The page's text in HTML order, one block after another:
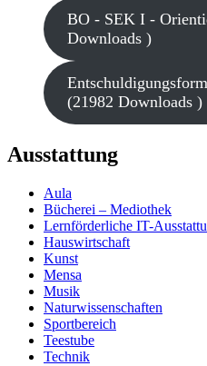
BO - SEK I -
Downloads )
(21982 Downloads )
Ausstattung
Aula
Bücherei – Mediothek
Lernförderliche IT-
Hauswirtschaft
Kunst
Mensa
Musik
Naturwissenschaften
Sportbereich
Teestube
Technik